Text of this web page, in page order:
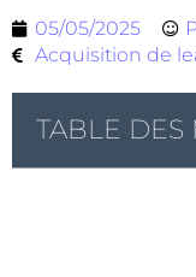
05/05/2025
Acquisition de
TABLE DES